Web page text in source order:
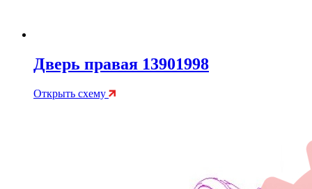
Дверь правая 13901998
Открыть схему